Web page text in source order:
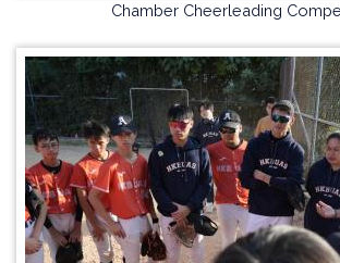
Chamber Cheerleading